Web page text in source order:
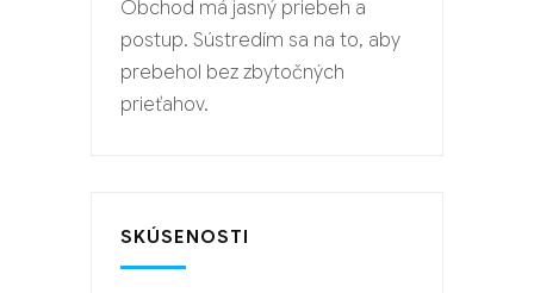
Obchod má jasný priebeh a
postup. Sústredím sa na to, aby
prebehol bez zbytočných
prieťahov.
SKÚSENOSTI